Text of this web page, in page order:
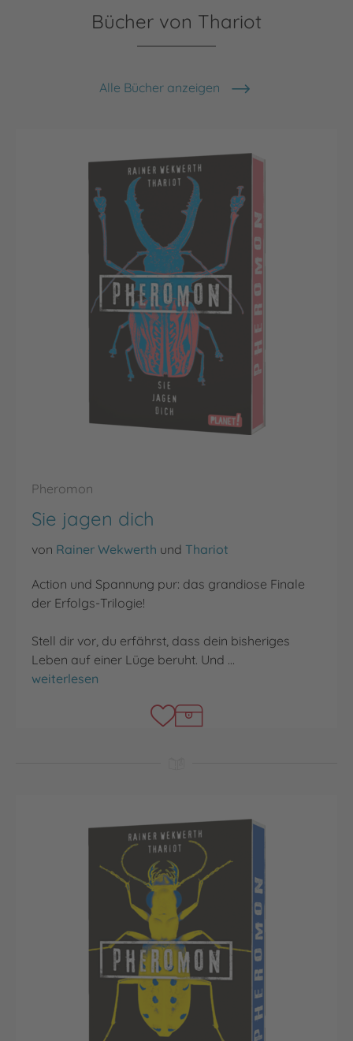
Bücher von Thariot
Alle Bücher anzeigen
Pheromon
Sie jagen dich
von Rainer Wekwerth und Thariot
Action und Spannung pur: das grandiose Finale
der Erfolgs-Trilogie!
Stell dir vor, du erfährst, dass dein bisheriges
Leben auf einer Lüge beruht. Und …
Sie jagen dich
weiterlesen